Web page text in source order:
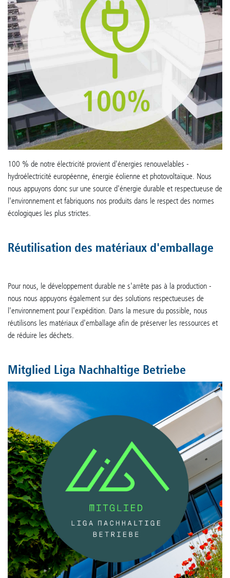
100 % de notre électricité provient d'énergies renouvelables -
hydroélectricité européenne, énergie éolienne et photovoltaïque. Nous
nous appuyons donc sur une source d'énergie durable et respectueuse de
l'environnement et fabriquons nos produits dans le respect des normes
écologiques les plus strictes.
Réutilisation des matériaux d'emballage
Pour nous, le développement durable ne s'arrête pas à la production -
nous nous appuyons également sur des solutions respectueuses de
l'environnement pour l'expédition. Dans la mesure du possible, nous
réutilisons les matériaux d'emballage afin de préserver les ressources et
de réduire les déchets.
Mitglied Liga Nachhaltige Betriebe